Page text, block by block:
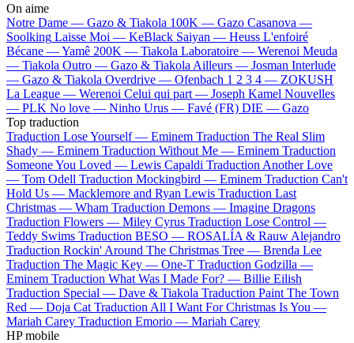
On aime
Notre Dame — Gazo & Tiakola 100K — Gazo Casanova —
Soolking Laisse Moi — KeBlack Saiyan — Heuss L'enfoiré
Bécane —Yamê 200K — Tiakola Laboratoire — Werenoi Meuda
— Tiakola Outro — Gazo & Tiakola Ailleurs — Josman Interlude
— Gazo & Tiakola Overdrive — Ofenbach 1 2 3 4 — ZOKUSH
La League — Werenoi Celui qui part — Joseph Kamel Nouvelles
— PLK No love — Ninho Urus — Favé (FR) DIE — Gazo
Top traduction
Traduction Lose Yourself — Eminem Traduction The Real Slim
Shady — Eminem Traduction Without Me — Eminem Traduction
Someone You Loved — Lewis Capaldi Traduction Another Love
— Tom Odell Traduction Mockingbird — Eminem Traduction Can't
Hold Us — Macklemore and Ryan Lewis Traduction Last
Christmas — Wham Traduction Demons — Imagine Dragons
Traduction Flowers — Miley Cyrus Traduction Lose Control —
Teddy Swims Traduction BESO — ROSALÍA & Rauw Alejandro
Traduction Rockin' Around The Christmas Tree — Brenda Lee
Traduction The Magic Key — One-T Traduction Godzilla —
Eminem Traduction What Was I Made For? — Billie Eilish
Traduction Special — Dave & Tiakola Traduction Paint The Town
Red — Doja Cat Traduction All I Want For Christmas Is You —
Mariah Carey Traduction Emorio — Mariah Carey
HP mobile